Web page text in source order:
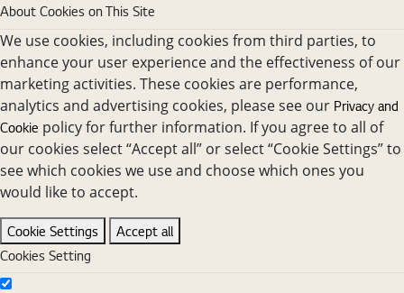
About Cookies on This Site
We use cookies, including cookies from third parties, to
enhance your user experience and the effectiveness of our
marketing activities. These cookies are performance,
analytics and advertising cookies, please see our Privacy and
Cookie policy for further information. If you agree to all of
our cookies select “Accept all” or select “Cookie Settings” to
see which cookies we use and choose which ones you
would like to accept.
Cookie Settings
Accept all
Cookies Setting
Absolutely Necessary Cookies